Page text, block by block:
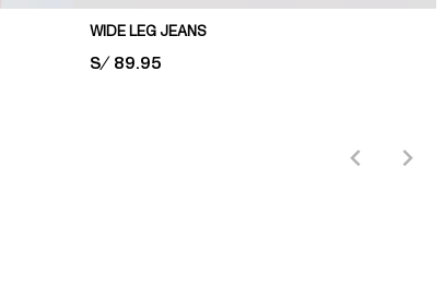
WIDE LEG JEANS
PRICE:
S/ 89.95